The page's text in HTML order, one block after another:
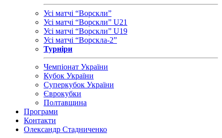
Усі матчі “Ворскли”
Усі матчі “Ворскли” U21
Усі матчі “Ворскли” U19
Усі матчі “Ворскла-2”
Турніри
Чемпіонат України
Кубок України
Суперкубок України
Єврокубки
Полтавщина
Програми
Контакти
Олександр Стадниченко